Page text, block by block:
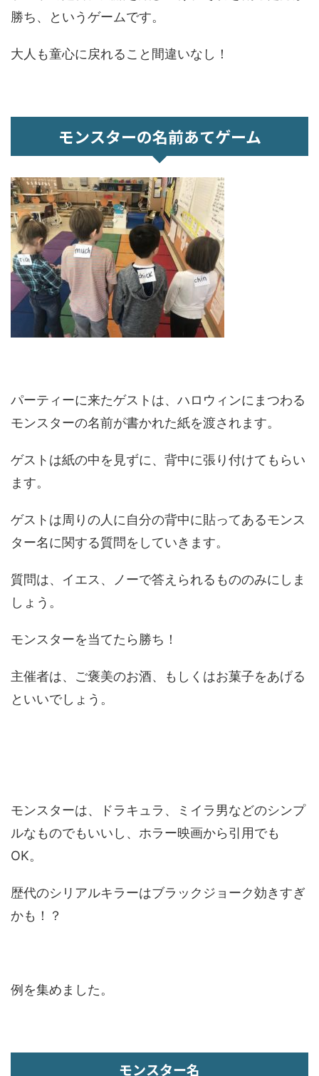
勝ち、というゲームです。
大人も童心に戻れること間違いなし！
モンスターの名前あてゲーム
パーティーに来たゲストは、ハロウィンにまつわる
モンスターの名前が書かれた紙を渡されます。
ゲストは紙の中を見ずに、背中に張り付けてもらい
ます。
ゲストは周りの人に自分の背中に貼ってあるモンス
ター名に関する質問をしていきます。
質問は、イエス、ノーで答えられるもののみにしま
しょう。
モンスターを当てたら勝ち！
主催者は、ご褒美のお酒、もしくはお菓子をあげる
といいでしょう。
モンスターは、ドラキュラ、ミイラ男などのシンプ
ルなものでもいいし、ホラー映画から引用でも
OK。
歴代のシリアルキラーはブラックジョーク効きすぎ
かも！？
例を集めました。
モンスター名